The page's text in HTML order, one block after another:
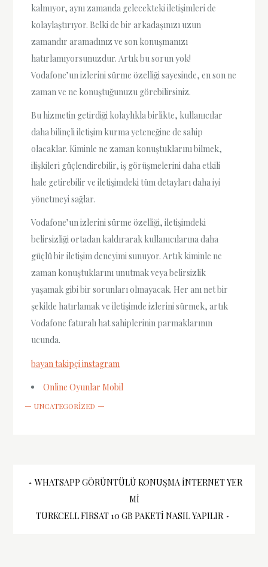
kalmıyor, aynı zamanda gelecekteki iletişimleri de
kolaylaştırıyor. Belki de bir arkadaşınızı uzun
zamandır aramadınız ve son konuşmanızı
hatırlamıyorsunuzdur. Artık bu sorun yok!
Vodafone’un izlerini sürme özelliği sayesinde, en son ne
zaman ve ne konuştuğunuzu görebilirsiniz.
Bu hizmetin getirdiği kolaylıkla birlikte, kullanıcılar
daha bilinçli iletişim kurma yeteneğine de sahip
olacaklar. Kiminle ne zaman konuştuklarını bilmek,
ilişkileri güçlendirebilir, iş görüşmelerini daha etkili
hale getirebilir ve iletişimdeki tüm detayları daha iyi
yönetmeyi sağlar.
Vodafone’un izlerini sürme özelliği, iletişimdeki
belirsizliği ortadan kaldırarak kullanıcılarına daha
güçlü bir iletişim deneyimi sunuyor. Artık kiminle ne
zaman konuştuklarını unutmak veya belirsizlik
yaşamak gibi bir sorunları olmayacak. Her anı net bir
şekilde hatırlamak ve iletişimde izlerini sürmek, artık
Vodafone faturalı hat sahiplerinin parmaklarının
ucunda.
bayan takipçi instagram
Online Oyunlar Mobil
UNCATEGORIZED
Yazı
gezinmesi
WHATSAPP GÖRÜNTÜLÜ KONUŞMA INTERNET YER
MI
TURKCELL FIRSAT 10 GB PAKETI NASIL YAPILIR